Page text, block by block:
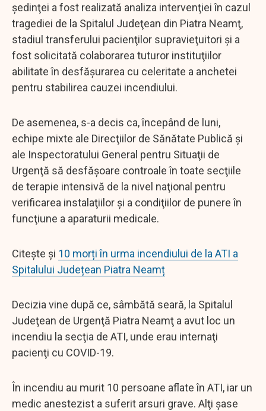
şedinţei a fost realizată analiza intervenţiei în cazul
tragediei de la Spitalul Judeţean din Piatra Neamţ,
stadiul transferului pacienţilor supravieţuitori şi a
fost solicitată colaborarea tuturor instituţiilor
abilitate în desfăşurarea cu celeritate a anchetei
pentru stabilirea cauzei incendiului.
De asemenea, s-a decis ca, începând de luni,
echipe mixte ale Direcţiilor de Sănătate Publică şi
ale Inspectoratului General pentru Situaţii de
Urgenţă să desfăşoare controale în toate secţiile
de terapie intensivă de la nivel naţional pentru
verificarea instalaţiilor şi a condiţiilor de punere în
funcţiune a aparaturii medicale.
Citește și 10 morți în urma incendiului de la ATI a
Spitalului Județean Piatra Neamț
Decizia vine după ce, sâmbătă seară, la Spitalul
Judeţean de Urgenţă Piatra Neamţ a avut loc un
incendiu la secţia de ATI, unde erau internaţi
pacienţi cu COVID-19.
În incendiu au murit 10 persoane aflate în ATI, iar un
medic anestezist a suferit arsuri grave. Alţi şase